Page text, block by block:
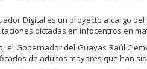
Digital es un proyecto a cargo
dictadas en infocentros en
el Gobernador del Guayas Raúl
de adultos mayores que han